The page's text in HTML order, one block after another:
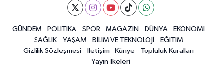
GÜNDEM POLİTİKA SPOR MAGAZİN DÜNYA
EKONOMİ
SAĞLIK
YAŞAM BİLİM VE TEKNOLOJİ
EĞİTİM
Gizlilik Sözleşmesi
İletişim Künye
Topluluk Kuralları
Yayın İlkeleri